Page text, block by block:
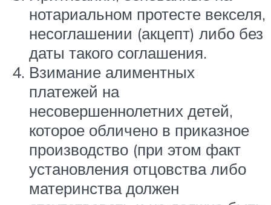
нотариальном протесте векселя,
несоглашении (акцепт) либо без
даты такого соглашения.
Взимание алиментных
платежей на
несовершеннолетних детей,
которое обличено в приказное
производство (при этом факт
установления отцовства либо
материнства должен